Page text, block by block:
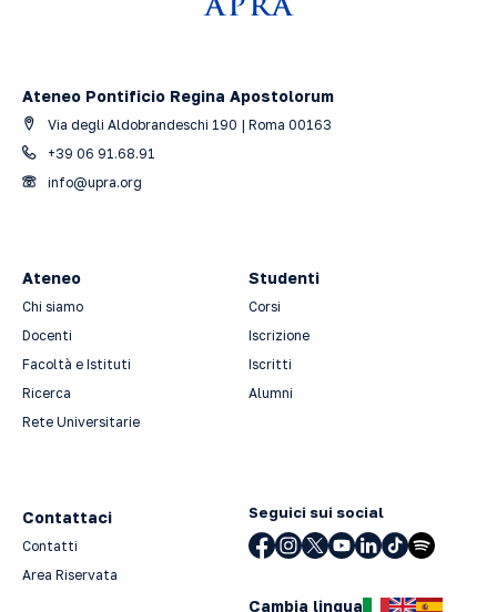
Ateneo Pontificio Regina Apostolorum
Via degli Aldobrandeschi 190 | Roma 00163
+39 06 91.68.91
info@upra.org
Ateneo
Chi siamo
Docenti
Facoltà e Istituti
Ricerca
Rete Universitarie
Studenti
Corsi
Iscrizione
Iscritti
Alumni
Contattaci
Contatti
Area Riservata
Seguici sui social
Cambia lingua